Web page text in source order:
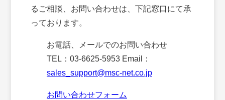
るご相談、お問い合わせは、下記窓口にて承
っております。
お電話、メールでのお問い合わせ
TEL：03-6625-5953 Email：
sales_support@msc-net.co.jp
お問い合わせフォーム